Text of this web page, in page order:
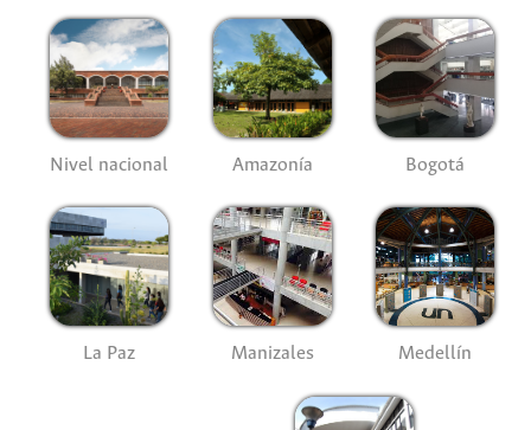
Nivel nacional Amazonía Bogotá
La Paz Manizales Medellín